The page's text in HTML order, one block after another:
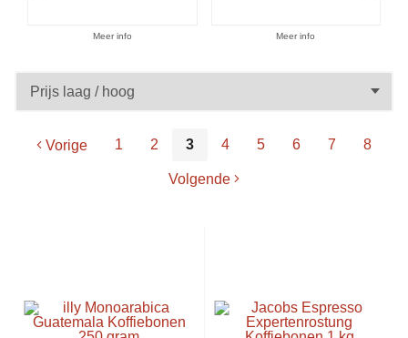
Meer info Meer info
Vorige 1 2 3 4 5 6 7 8
Volgende